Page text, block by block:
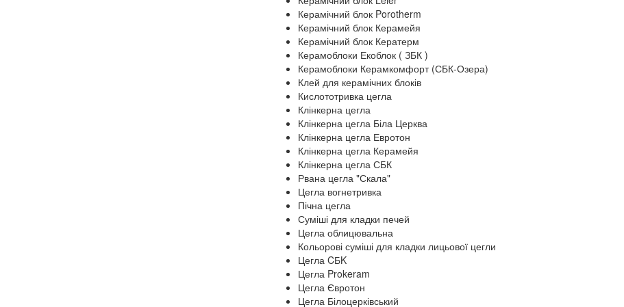
Керамічний блок Porotherm
Керамічний блок Керамейя
Керамічний блок Кератерм
Керамоблоки Екоблок ( ЗБК )
Керамоблоки Керамкомфорт (СБК-Озера)
Клей для керамічних блоків
Кислототривка цегла
Клінкерна цегла
Клінкерна цегла Біла Церква
Клінкерна цегла Евротон
Клінкерна цегла Керамейя
Клінкерна цегла СБК
Рвана цегла "Скала"
Цегла вогнетривка
Пічна цегла
Суміші для кладки печей
Цегла облицювальна
Кольорові суміші для кладки лицьової цегли
Цегла CБK
Цегла Prokeram
Цегла Євротон
Цегла Білоцерківський